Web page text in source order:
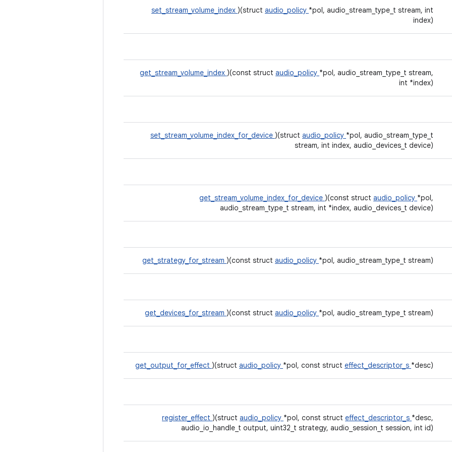
set_stream_volume_index )(struct audio_policy *pol, audio_stream_type_t stream, int
index)
get_stream_volume_index )(const struct audio_policy *pol, audio_stream_type_t stream,
int *index)
set_stream_volume_index_for_device )(struct audio_policy *pol, audio_stream_type_t
stream, int index, audio_devices_t device)
get_stream_volume_index_for_device )(const struct audio_policy *pol,
audio_stream_type_t stream, int *index, audio_devices_t device)
get_strategy_for_stream )(const struct audio_policy *pol, audio_stream_type_t stream)
get_devices_for_stream )(const struct audio_policy *pol, audio_stream_type_t stream)
get_output_for_effect )(struct audio_policy *pol, const struct effect_descriptor_s *desc)
register_effect )(struct audio_policy *pol, const struct effect_descriptor_s *desc,
audio_io_handle_t output, uint32_t strategy, audio_session_t session, int id)